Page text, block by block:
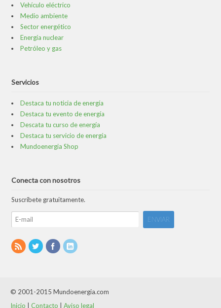
Vehículo eléctrico
Medio ambiente
Sector energético
Energía nuclear
Petróleo y gas
Servicios
Destaca tu noticia de energía
Destaca tu evento de energía
Descata tu curso de energía
Destaca tu servicio de energía
Mundoenergia Shop
Conecta con nosotros
Suscríbete gratuitamente.
© 2001-2015 Mundoenergia.com
Inicio |Contacto |Aviso legal